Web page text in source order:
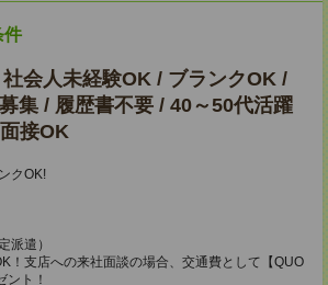
件
会人未経験OK / ブランクOK /
集 / 履歴書不要 / 40～50代活躍
接OK
クOK!
派遣）
！支店への来社面談の場合、交通費として【QUO
ント！